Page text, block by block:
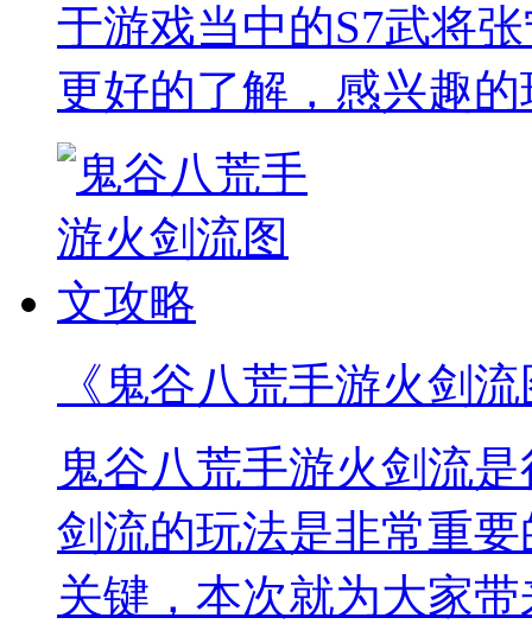
于游戏当中的S7武将
更好的了解，感兴趣
《鬼谷八荒手游火剑
鬼谷八荒手游火剑流
剑流的玩法是非常重
关键，本次就为大家